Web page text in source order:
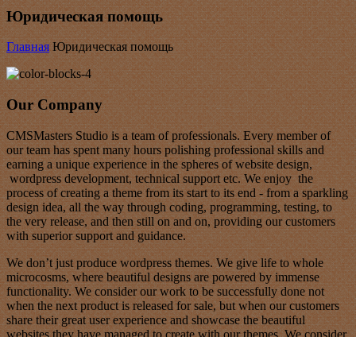
Юридическая помощь
Главная Юридическая помощь
Our Company
CMSMasters Studio is a team of professionals. Every member of
our team has spent many hours polishing professional skills and
earning a unique experience in the spheres of website design,
wordpress development, technical support etc. We enjoy the
process of creating a theme from its start to its end - from a sparkling
design idea, all the way through coding, programming, testing, to
the very release, and then still on and on, providing our customers
with superior support and guidance.
We don’t just produce wordpress themes. We give life to whole
microcosms, where beautiful designs are powered by immense
functionality. We consider our work to be successfully done not
when the next product is released for sale, but when our customers
share their great user experience and showcase the beautiful
websites they have managed to create with our themes. We consider